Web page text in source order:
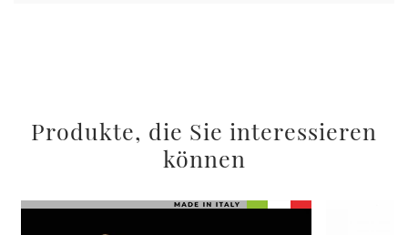
Produkte, die Sie interessieren
können